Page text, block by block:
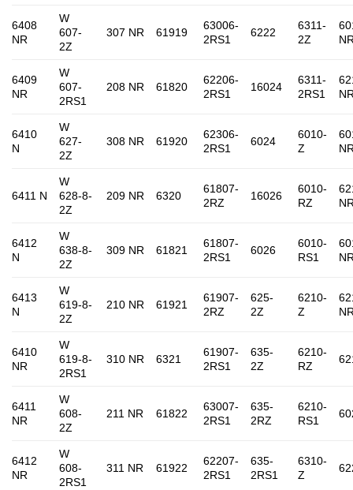
6408
NR
W
607-
2Z
307 NR 61919
63006-
2RS1
6222
6311-
2Z
6409
NR
W
607-
2RS1
208 NR 61820
62206-
2RS1
16024
6311-
2RS1
6410
N
W
627-
2Z
308 NR 61920
62306-
2RS1
6024
6010-
Z
6411 N
W
628-8-
2Z
209 NR 6320
61807-
2RZ
16026
6010-
RZ
6412
N
W
638-8-
2Z
309 NR 61821
61807-
2RS1
6026
6010-
RS1
6413
N
W
619-8-
2Z
210 NR 61921
61907-
2RZ
625-
2Z
6210-
Z
6410
NR
W
619-8-
2RS1
310 NR 6321
61907-
2RS1
635-
2Z
6210-
RZ
6411
NR
W
608-
2Z
211 NR 61822
63007-
2RS1
635-
2RZ
6210-
RS1
6412
NR
W
608-
2RS1
311 NR 61922
62207-
2RS1
635-
2RS1
6310-
Z